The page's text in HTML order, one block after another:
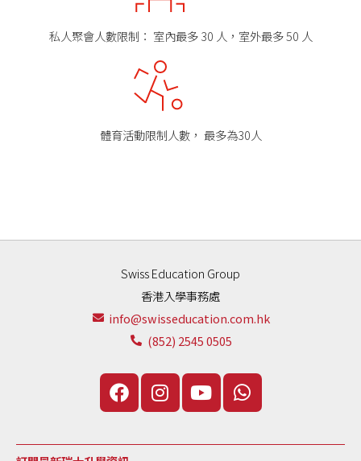
私人聚會人數限制： 室內最多 30 人，室外最多 50 人
體育活動限制人數， 最多為30人
Swiss Education Group
香港入學事務處
info@swisseducation.com.hk
(852) 2545 0505